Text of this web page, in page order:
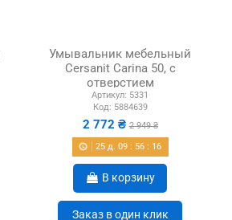
Умывальник мебельный
Cersanit Carina 50, с
отверстием
Артикул: 5331
Код: 5884639
2 772 ₴2 949 ₴
25 д. 09 : 56 : 15
В корзину
Заказ в один клик